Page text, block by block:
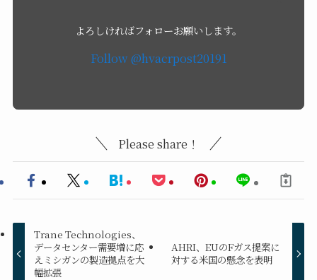
よろしければフォローお願いします。
Follow @hvacrpost20191
Please share！
Trane Technologies、
データセンター需要増に応
えミシガンの製造拠点を大
幅拡張
AHRI、EUのFガス提案に
対する米国の懸念を表明